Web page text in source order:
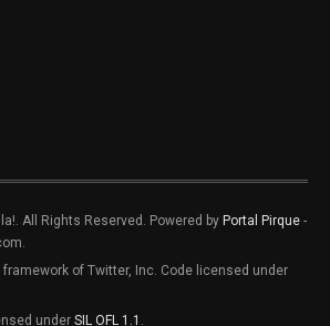
All Rights Reserved. Powered by Portal Pirque -
framework of Twitter, Inc. Code licensed under
under SIL OFL 1.1 .